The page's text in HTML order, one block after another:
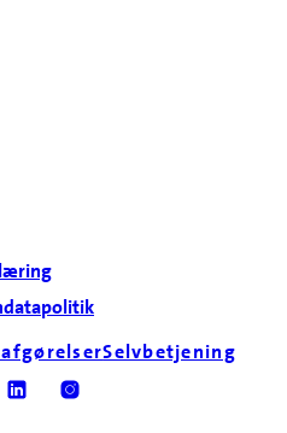
Selvbetjening